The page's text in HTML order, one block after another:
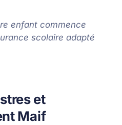
enfant commence
scolaire adapté
et
Maif